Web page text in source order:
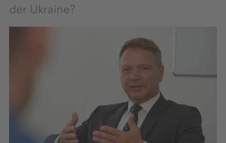
der Ukraine?